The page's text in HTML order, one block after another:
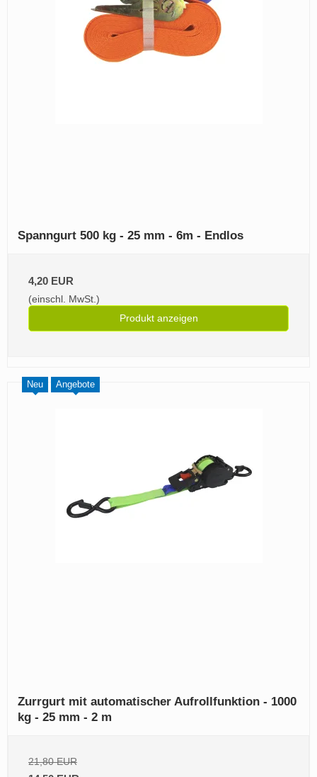
Spanngurt 500 kg - 25 mm - 6m - Endlos
4,20 EUR
(einschl. MwSt.)
Produkt anzeigen
Neu Angebote
Zurrgurt mit automatischer Aufrollfunktion - 1000
kg - 25 mm - 2 m
21,80 EUR